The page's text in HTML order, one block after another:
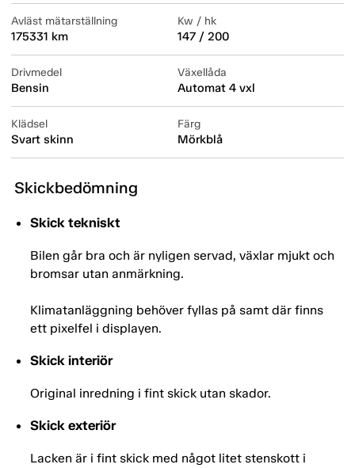
Avläst mätarställning
175331 km
Kw / hk
147 / 200
Drivmedel
Bensin
Växellåda
Automat 4 vxl
Klädsel
Svart skinn
Färg
Mörkblå
Skickbedömning
Skick tekniskt
Bilen går bra och är nyligen servad, växlar mjukt och
bromsar utan anmärkning.
Klimatanläggning behöver fyllas på samt där finns
ett pixelfel i displayen.
Skick interiör
Original inredning i fint skick utan skador.
Skick exteriör
Lacken är i fint skick med något litet stenskott i